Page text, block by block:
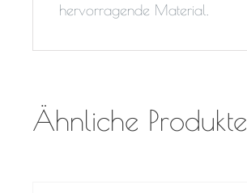
hervorragende Material.
Ähnliche Produkte